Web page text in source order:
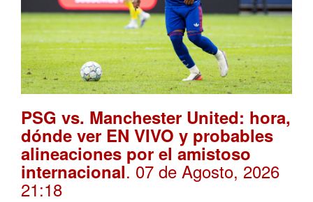
PSG vs. Manchester United: hora,
dónde ver EN VIVO y probables
alineaciones por el amistoso
internacional. 07 de Agosto, 2026
21:18